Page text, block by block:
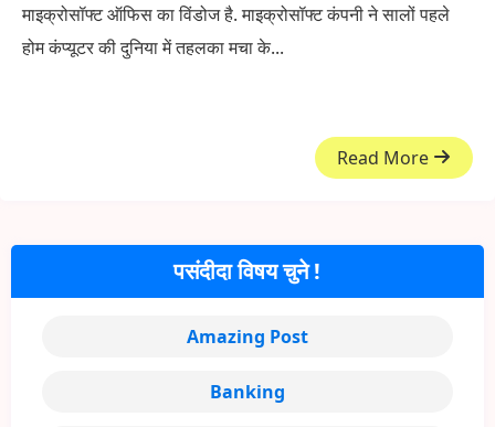
माइक्रोसॉफ्ट ऑफिस का विंडोज है. माइक्रोसॉफ्ट कंपनी ने सालों पहले
होम कंप्यूटर की दुनिया में तहलका मचा के...
Read More
पसंदीदा विषय चुने !
Amazing Post
Banking